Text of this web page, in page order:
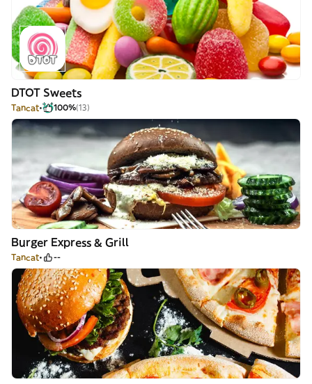
DTOT Sweets
Tancat 100%(13)
Burger Express & Grill
Tancat --